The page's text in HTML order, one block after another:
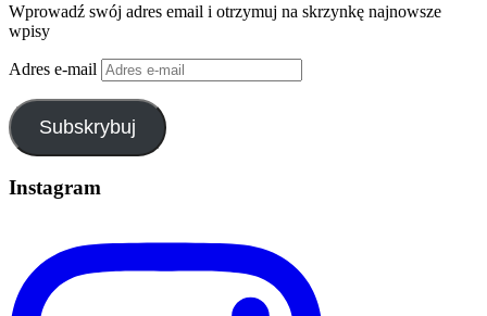
Wprowadź swój adres email i otrzymuj na skrzynkę najnowsze
wpisy
Adres e-mail
Subskrybuj
Instagram